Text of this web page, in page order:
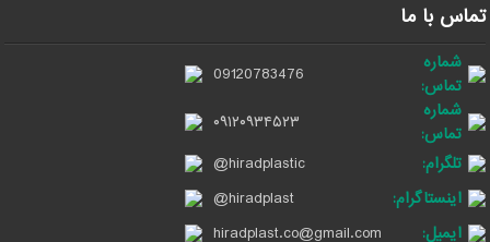
تماس با ما
شماره
تماس:
09120783476
شماره
تماس:
۰۹۱۲۰۹۳۴۵۲۳
تلگرام:
@hiradplastic
اینستاگرام:
@hiradplast
ایمیل:
hiradplast.co@gmail.com